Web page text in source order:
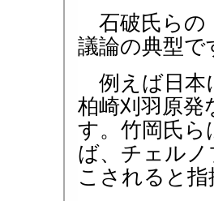
石破氏らの
議論の典型で
例えば日本
柏崎刈羽原発
す。竹岡氏
ば、チェル
こされると